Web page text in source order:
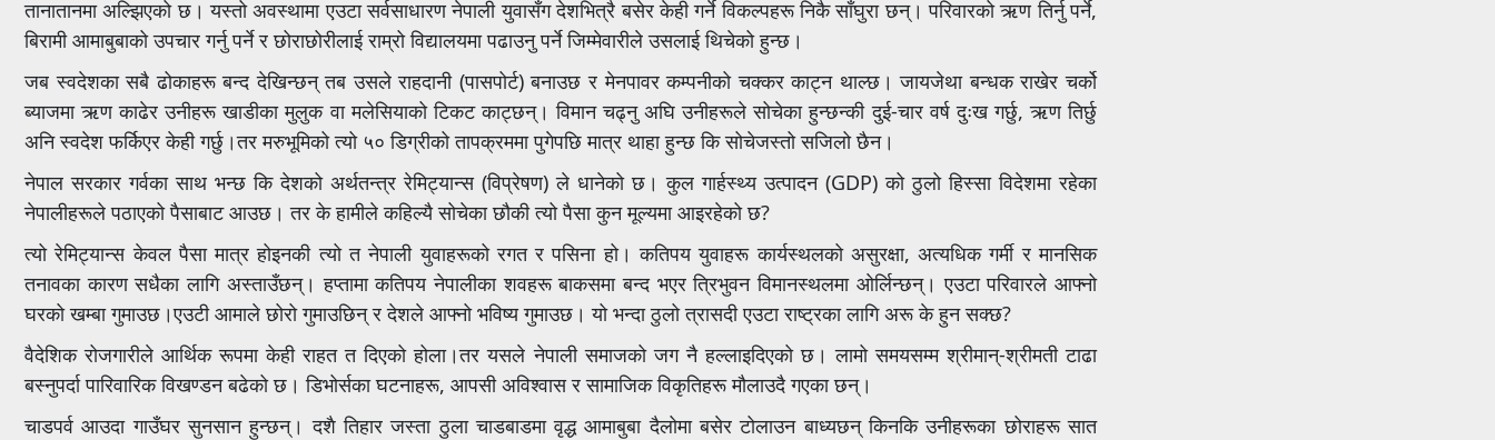
तानातानमा अल्झिएको छ। यस्तो अवस्थामा एउटा सर्वसाधारण नेपाली युवासँग देशभित्रै बसेर केही गर्ने विकल्पहरू निकै साँघुरा छन्। परिवारको ऋण तिर्नु पर्ने,
बिरामी आमाबुबाको उपचार गर्नु पर्ने र छोराछोरीलाई राम्रो विद्यालयमा पढाउनु पर्ने जिम्मेवारीले उसलाई थिचेको हुन्छ।
जब स्वदेशका सबै ढोकाहरू बन्द देखिन्छन् तब उसले राहदानी (पासपोर्ट) बनाउछ र मेनपावर कम्पनीको चक्कर काट्न थाल्छ। जायजेथा बन्धक राखेर चर्को
ब्याजमा ऋण काढेर उनीहरू खाडीका मुलुक वा मलेसियाको टिकट काट्छन्। विमान चढ्नु अघि उनीहरूले सोचेका हुन्छन्की दुई-चार वर्ष दुःख गर्छु, ऋण तिर्छु
अनि स्वदेश फर्किएर केही गर्छु।तर मरुभूमिको त्यो ५० डिग्रीको तापक्रममा पुगेपछि मात्र थाहा हुन्छ कि सोचेजस्तो सजिलो छैन।
नेपाल सरकार गर्वका साथ भन्छ कि देशको अर्थतन्त्र रेमिट्यान्स (विप्रेषण) ले धानेको छ। कुल गार्हस्थ्य उत्पादन (GDP) को ठुलो हिस्सा विदेशमा रहेका
नेपालीहरूले पठाएको पैसाबाट आउछ। तर के हामीले कहिल्यै सोचेका छौकी त्यो पैसा कुन मूल्यमा आइरहेको छ?
त्यो रेमिट्यान्स केवल पैसा मात्र होइनकी त्यो त नेपाली युवाहरूको रगत र पसिना हो। कतिपय युवाहरू कार्यस्थलको असुरक्षा, अत्यधिक गर्मी र मानसिक
तनावका कारण सधैका लागि अस्ताउँछन्। हप्तामा कतिपय नेपालीका शवहरू बाकसमा बन्द भएर त्रिभुवन विमानस्थलमा ओर्लिन्छन्। एउटा परिवारले आफ्नो
घरको खम्बा गुमाउछ।एउटी आमाले छोरो गुमाउछिन् र देशले आफ्नो भविष्य गुमाउछ। यो भन्दा ठुलो त्रासदी एउटा राष्ट्रका लागि अरू के हुन सक्छ?
वैदेशिक रोजगारीले आर्थिक रूपमा केही राहत त दिएको होला।तर यसले नेपाली समाजको जग नै हल्लाइदिएको छ। लामो समयसम्म श्रीमान्-श्रीमती टाढा
बस्नुपर्दा पारिवारिक विखण्डन बढेको छ। डिभोर्सका घटनाहरू, आपसी अविश्वास र सामाजिक विकृतिहरू मौलाउदै गएका छन्।
चाडपर्व आउदा गाउँघर सुनसान हुन्छन्। दशै तिहार जस्ता ठुला चाडबाडमा वृद्ध आमाबुबा दैलोमा बसेर टोलाउन बाध्यछन् किनकि उनीहरूका छोराहरू सात